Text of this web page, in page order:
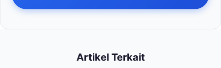
Artikel Terkait